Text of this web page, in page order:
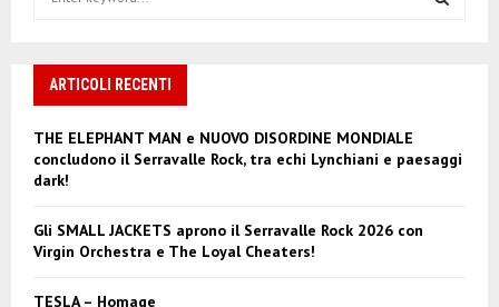
h
o
ARTICOLI RECENTI
THE ELEPHANT MAN e NUOVO DISORDINE MONDIALE
concludono il Serravalle Rock, tra echi Lynchiani e paesaggi
dark!
Gli SMALL JACKETS aprono il Serravalle Rock 2026 con
Virgin Orchestra e The Loyal Cheaters!
TESLA – Homage